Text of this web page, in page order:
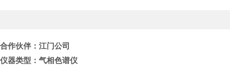
合作伙伴：江门公司
仪器类型：气相色谱仪